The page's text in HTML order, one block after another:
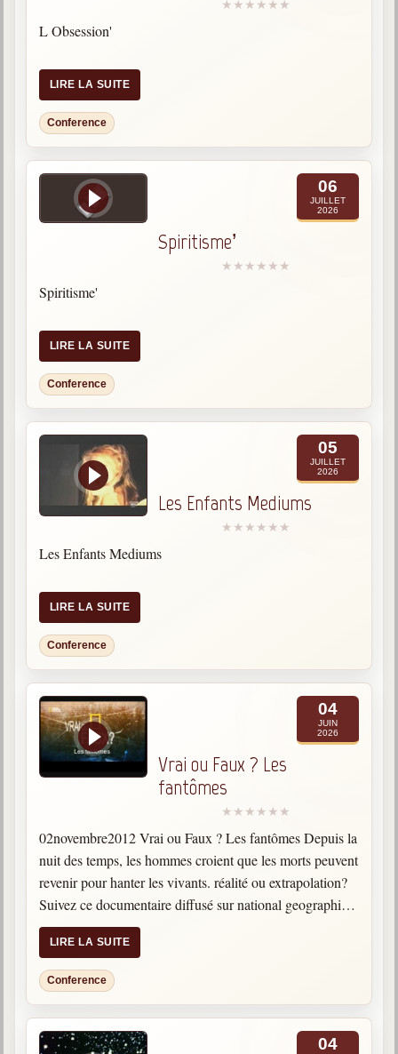
L Obsession'
LIRE LA SUITE
Conference
06
JUILLET
2026
Spiritisme’
Spiritisme'
LIRE LA SUITE
Conference
05
JUILLET
2026
Les Enfants Mediums
Les Enfants Mediums
LIRE LA SUITE
Conference
04
JUIN
2026
Vrai ou Faux ? Les
fantômes
02novembre2012 Vrai ou Faux ? Les fantômes Depuis la
nuit des temps, les hommes croient que les morts peuvent
revenir pour hanter les vivants. réalité ou extrapolation?
Suivez ce documentaire diffusé sur national geographic
channel filmant des investigations scientifiques visant à
prouver…
LIRE LA SUITE
Conference
04